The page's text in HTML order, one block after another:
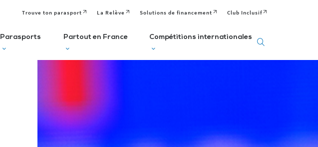
Trouve ton parasport La Relève Solutions de financement Club Inclusif
Olympique et
Paralympique
Parasports Partout en France Compétitions internationales
Editions passées et
la Jeunesse (EPYG)
Deaflympiens